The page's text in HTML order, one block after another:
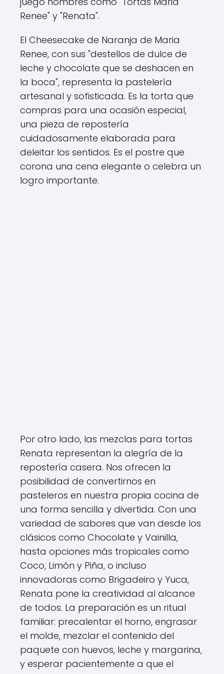
Renee" y "Renata".
El Cheesecake de Naranja de Maria
Renee, con sus "destellos de dulce de
leche y chocolate que se deshacen en
la boca", representa la pastelería
artesanal y sofisticada. Es la torta que
compras para una ocasión especial,
una pieza de repostería
cuidadosamente elaborada para
deleitar los sentidos. Es el postre que
corona una cena elegante o celebra un
logro importante.
Por otro lado, las mezclas para tortas
Renata representan la alegría de la
repostería casera. Nos ofrecen la
posibilidad de convertirnos en
pasteleros en nuestra propia cocina de
una forma sencilla y divertida. Con una
variedad de sabores que van desde los
clásicos como Chocolate y Vainilla,
hasta opciones más tropicales como
Coco, Limón y Piña, o incluso
innovadoras como Brigadeiro y Yuca,
Renata pone la creatividad al alcance
de todos. La preparación es un ritual
familiar: precalentar el horno, engrasar
el molde, mezclar el contenido del
paquete con huevos, leche y margarina,
y esperar pacientemente a que el